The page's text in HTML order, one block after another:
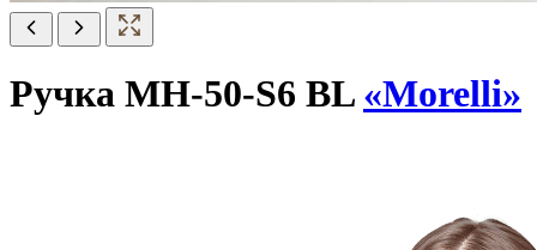
Ручка MH-50-S6 BL «Morelli»